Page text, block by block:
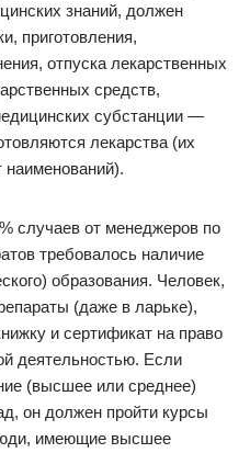
знаний, должен
приготовления,
отпуска лекарственных
средств,
субстанции —
лекарства (их
наименований).
случаев от менеджеров по
требовалось наличие
образования. Человек,
(даже в ларьке),
и сертификат на право
деятельностью. Если
(высшее или среднее)
он должен пройти курсы
имеющие высшее